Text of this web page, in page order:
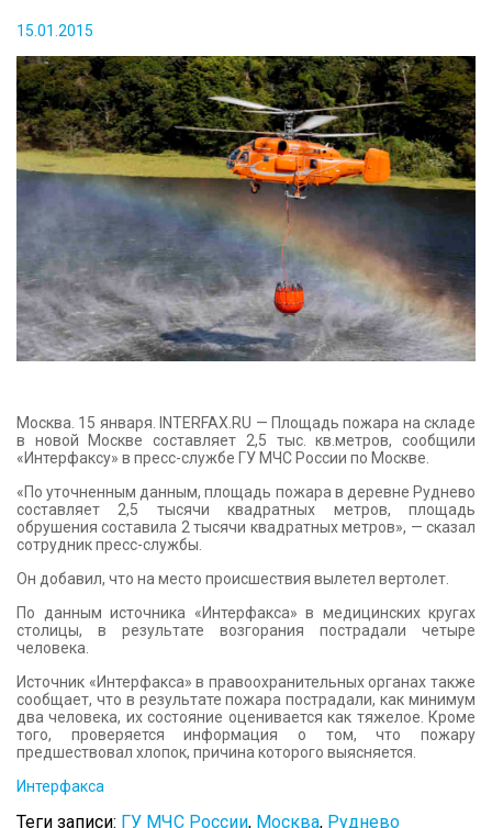
КОНТАКТЫ
15.01.2015
Москва. 15 января. INTERFAX.RU — Площадь пожара на складе
в новой Москве составляет 2,5 тыс. кв.метров, сообщили
«Интерфаксу» в пресс-службе ГУ МЧС России по Москве.
«По уточненным данным, площадь пожара в деревне Руднево
составляет 2,5 тысячи квадратных метров, площадь
обрушения составила 2 тысячи квадратных метров», — сказал
сотрудник пресс-службы.
Он добавил, что на место происшествия вылетел вертолет.
По данным источника «Интерфакса» в медицинских кругах
столицы, в результате возгорания пострадали четыре
человека.
Источник «Интерфакса» в правоохранительных органах также
сообщает, что в результате пожара пострадали, как минимум
два человека, их состояние оценивается как тяжелое. Кроме
того, проверяется информация о том, что пожару
предшествовал хлопок, причина которого выясняется.
Интерфакса
Теги записи: ГУ МЧС России, Москва, Руднево